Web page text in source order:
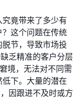
竟带来了多少有
这个问题在传统
节，导致市场投
乏精准的客户分层
境，无法对不同需
下。大量的潜在
因跟进不及时或方